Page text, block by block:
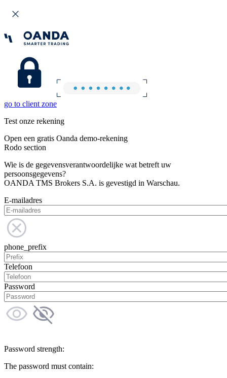
go to client zone
Test onze rekening
Open een gratis Oanda demo-rekening
Rodo section
Wie is de gegevensverantwoordelijke wat betreft uw
persoonsgegevens?
OANDA TMS Brokers S.A. is gevestigd in Warschau.
E-mailadres
phone_prefix
Telefoon
Password
Password strength:
The password must contain: